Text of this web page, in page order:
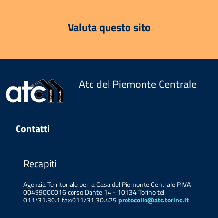
Valuta questo sito
Atc del Piemonte Centrale
Contatti
Recapiti
Agenzia Territoriale per la Casa del Piemonte Centrale P.IVA
00499000016 corso Dante 14 - 10134 Torino tel:
011/31.30.1 fax:011/31.30.425 protocollo@atc.torino.it